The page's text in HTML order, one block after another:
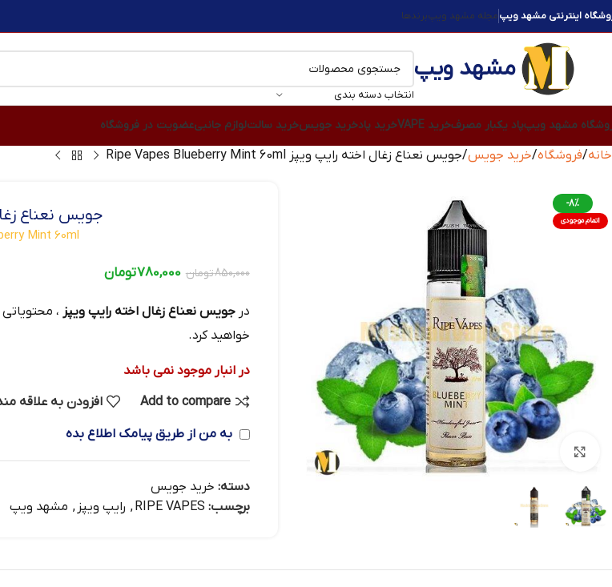
اینترنتی مشهد ویپمجله مشهد ویپبرندها
مشهد ویپ
انتخاب دسته بندی
مشهد ویپپاد یکبار مصرفخرید VAPE خرید پادخرید جویسخرید سالتلوازم جانبیعضویت در فروشگاه
خانه فروشگاه خرید جویس جویس نعناع زغال اخته رایپ ویپز Ripe Vapes Blueberry Mint 60ml
-8%
اتمام موجودی
بزرگنمایی تصویر
جویس نعناع
Mint 60ml
850,000تومان 780,000تومان
درجویس نعناع زغال اخته رایپ ویپز ،
خواهید کرد.
در انبار موجود نمی باشد
Add to compare
افزودن به علاقه
به من از طریق پیامک اطلاع بده
دسته: خرید جویس
برچسب: RIPE VAPES
, رایپ ویپز , مشهد ویپ